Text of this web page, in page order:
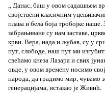
„ Данас, баш у овом садашњем
својствени класичним
плава и бела боја тробојке
забрањиване су нам заставе,
крви. Вера, нада и љубав, су у
пут, слободе, наш пут ми
свећамо кнеза Лазара и свих
овде, у овом времену носимо
народа, да градимо мир, чувамо
генерацијама, истакао је Живић.